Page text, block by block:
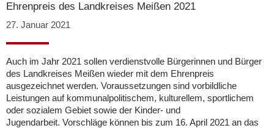
Ehrenpreis des Landkreises Meißen 2021
27. Januar 2021
Auch im Jahr 2021 sollen verdienstvolle Bürgerinnen und Bürger
des Landkreises Meißen wieder mit dem Ehrenpreis
ausgezeichnet werden. Voraussetzungen sind vorbildliche
Leistungen auf kommunalpolitischem, kulturellem, sportlichem
oder sozialem Gebiet sowie der Kinder- und
Jugendarbeit. Vorschläge können bis zum 16. April 2021 an das